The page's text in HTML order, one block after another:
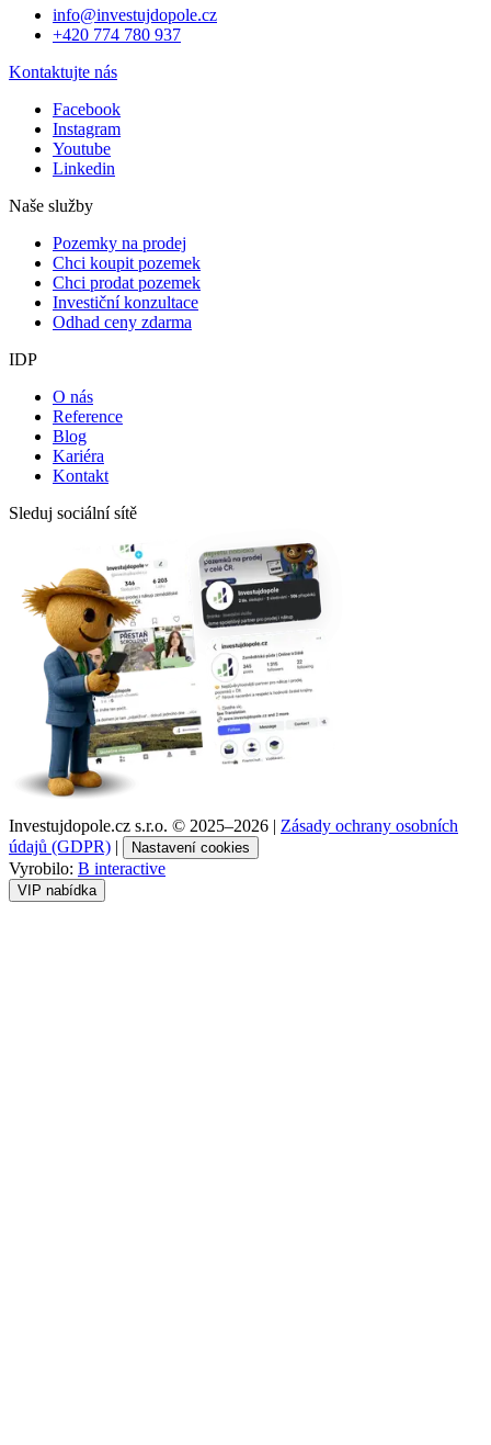
info@investujdopole.cz
+420 774 780 937
Kontaktujte nás
Facebook
Instagram
Youtube
Linkedin
Naše služby
Pozemky na prodej
Chci koupit pozemek
Chci prodat pozemek
Investiční konzultace
Odhad ceny zdarma
IDP
O nás
Reference
Blog
Kariéra
Kontakt
Sleduj sociální sítě
Investujdopole.cz s.r.o. © 2025–2026 | Zásady ochrany osobních
údajů (GDPR) | Nastavení cookies
Vyrobilo: B interactive
VIP nabídka